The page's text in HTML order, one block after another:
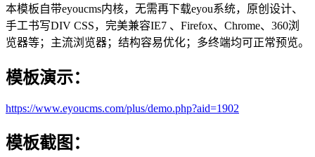
本模板自带eyoucms内核，无需再下载eyou系统，原创设计、
手工书写DIV CSS，完美兼容IE7 、Firefox、Chrome、360浏
览器等；主流浏览器；结构容易优化；多终端均可正常预览。
模板演示：
https://www.eyoucms.com/plus/demo.php?aid=1902
模板截图：